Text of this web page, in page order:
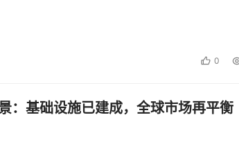
0
：基础设施已建成，全球市场再平衡